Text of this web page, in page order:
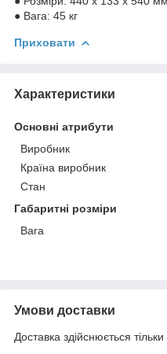
● Вага: 45 кг
Приховати
Характеристики
Основні атрибути
Виробник
Країна виробник
Стан
Габаритні розміри
Вага
Умови доставки
Доставка здійснюється